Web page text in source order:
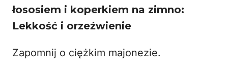
łososiem i koperkiem na zimno:
Lekkość i orzeźwienie
Zapomnij o ciężkim majonezie.